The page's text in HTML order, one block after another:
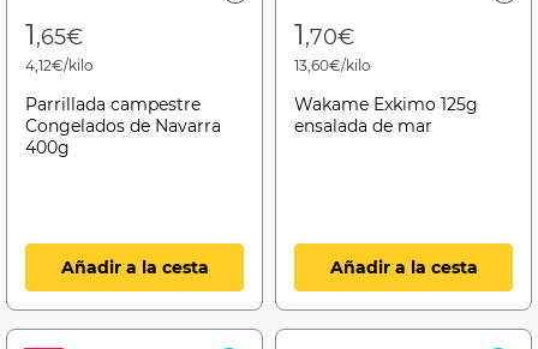
1,65€
4,12€/kilo
Parrillada campestre
Congelados de Navarra
400g
Añadir a la cesta
1,70€
13,60€/kilo
Wakame Exkimo 125g
ensalada de mar
Añadir a la cesta